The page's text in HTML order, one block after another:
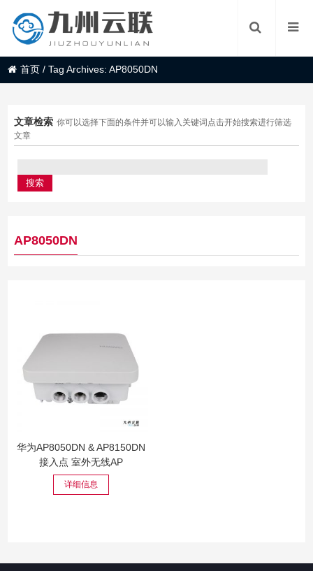
首页 /Tag Archives: AP8050DN
文章检索 你可以选择下面的条件并可以输入关键词点击开始搜索进行筛选
文章
AP8050DN
华为AP8050DN & AP8150DN
接入点 室外无线AP
详细信息